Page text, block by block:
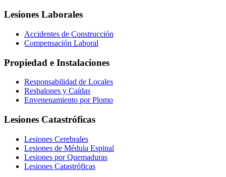
Lesiones Laborales
Accidentes de Construcción
Compensación Laboral
Propiedad e Instalaciones
Responsabilidad de Locales
Resbalones y Caídas
Envenenamiento por Plomo
Lesiones Catastróficas
Lesiones Cerebrales
Lesiones de Médula Espinal
Lesiones por Quemaduras
Lesiones Catastróficas